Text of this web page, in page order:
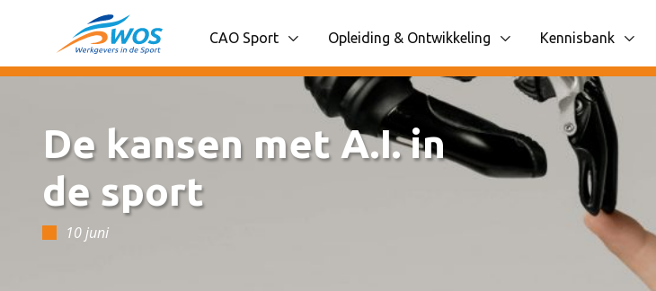
Spring naar content
CAO Sport
Toon onderliggende navigatie items
Opleiding & Ontwikkeling
Toon onderliggende navigatie items
Kennisbank
Toon
De kansen met A.I. in
de sport
10 juni